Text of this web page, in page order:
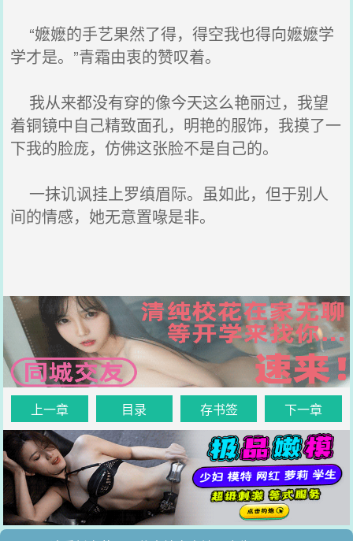
“嬷嬷的手艺果然了得，得空我也得向嬷嬷学
学才是。”青霜由衷的赞叹着。
我从来都没有穿的像今天这么艳丽过，我望
着铜镜中自己精致面孔，明艳的服饰，我摸了一
下我的脸庞，仿佛这张脸不是自己的。
一抹讥讽挂上罗缜眉际。虽如此，但于别人
间的情感，她无意置喙是非。
上一章 目录 存书签 下一章